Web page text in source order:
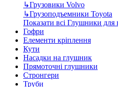
↳Грузовики Volvo
↳Грузоподъемники Toyota
Показати всі Глушники для
Гофри
Елементи кріплення
Кути
Насадки на глушник
Прямоточні глушники
Стронгери
Труби